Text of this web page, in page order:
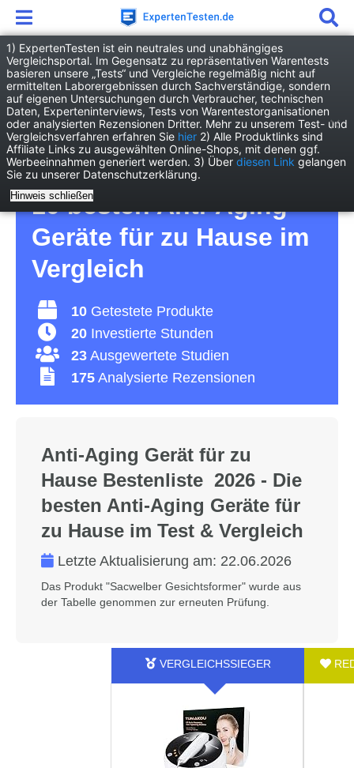
Drogerie
Kosmetik & Hygiene
Anti-Aging Gerät für zu Hause
Anti-Aging Gerät für zu
Hause Test 2026 • Die
10 besten Anti-Aging
Geräte für zu Hause im
Vergleich
10 Getestete Produkte
20 Investierte Stunden
23 Ausgewertete Studien
175 Analysierte Rezensionen
Anti-Aging Gerät für zu
Hause Bestenliste 2026 - Die
besten Anti-Aging Geräte für
zu Hause im Test & Vergleich
Letzte Aktualisierung am: 22.06.2026
Das Produkt "Sacwelber Gesichtsformer" wurde aus
der Tabelle genommen zur erneuten Prüfung.
1) ExpertenTesten ist ein neutrales und unabhängiges
Vergleichsportal. Im Gegensatz zu repräsentativen Warentests
basieren unsere „Tests“ und Vergleiche regelmäßig nicht auf
ermittelten Laborergebnissen durch Sachverständige, sondern
auf eigenen Untersuchungen durch Verbraucher, technischen
Daten, Experteninterviews, Tests von Warentestorganisationen
oder analysierten Rezensionen Dritter. Mehr zu unserem Test- und
Vergleichsverfahren erfahren Sie hier 2) Alle Produktlinks sind
Affiliate Links zu ausgewählten Online-Shops, mit denen ggf.
Werbeeinnahmen generiert werden. 3) Über diesen Link gelangen
Sie zu unserer Datenschutzerklärung.
Hinweis schließen